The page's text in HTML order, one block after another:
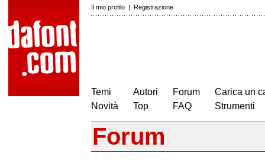
Il mio profilo | Registrazione
Temi
Novità
Autori
Top
Forum
FAQ
Carica un
Strumenti
Forum